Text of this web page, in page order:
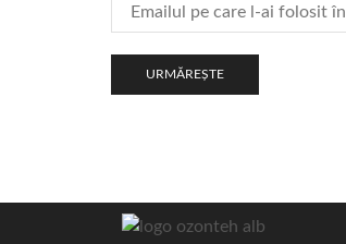
URMĂREȘTE